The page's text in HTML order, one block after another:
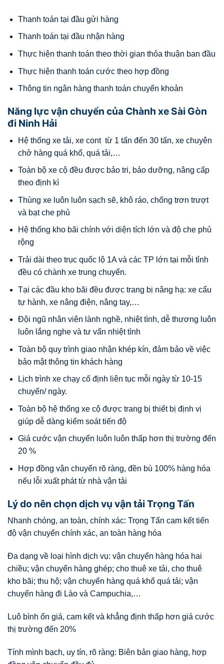
Thanh toán tại đầu gửi hàng
Thanh toán tại đầu nhận hàng
Thực hiện thanh toán theo thời gian thỏa thuận ban đầu
Thực hiện thanh toán cước theo hợp đồng
Thông tin ngân hàng thanh toán chuyển khoản
Năng lực vận chuyển của Chành xe Sài Gòn
đi Ninh Hải
Hệ thống xe tải, xe cont từ 1 tấn đến 30 tấn, xe chuyên
chở hàng quá khổ, quá tải,…
Toàn bộ xe cộ đều được bảo tri, bảo dưỡng, nâng cấp
theo định kì
Thùng xe luôn luôn sạch sẽ, khô ráo, chống trơn trượt
và bạt che phủ
Hệ thống kho bãi chính với diện tích lớn và độ che phủ
rộng
Trải dài theo trục quốc lộ 1A và các TP lớn tại mỗi tỉnh
đều có chành xe trung chuyển.
Tại các đầu kho bãi đều được trang bị nâng hạ: xe cẩu
tự hành, xe nâng điện, nâng tay,…
Đội ngũ nhân viên lành nghề, nhiệt tình, dễ thương luôn
luôn lắng nghe và tư vấn nhiệt tình
Toàn bộ quy trình giao nhận khép kín, đảm bảo về việc
bảo mật thông tin khách hàng
Lịch trình xe chạy cố định liên tục mỗi ngày từ 10-15
chuyến/ ngày.
Toàn bộ hệ thống xe cộ được trang bị thiết bị định vị
giúp dễ dàng kiểm soát tiến độ
Giá cước vận chuyển luôn luôn thấp hơn thị trường đến
20 %
Hợp đồng vận chuyển rõ ràng, đền bù 100% hàng hóa
nếu lỗi xuất phát từ nhà vận tải
Lý do nên chọn dịch vụ vận tải Trọng Tấn
Nhanh chóng, an toàn, chính xác: Trọng Tấn cam kết tiến
độ vận chuyển chính xác, an toàn hàng hóa
Đa dạng về loại hình dịch vụ: vận chuyển hàng hóa hai
chiều; vận chuyển hàng ghép; cho thuê xe tải, cho thuê
kho bãi; thu hộ; vận chuyển hàng quá khổ quá tải; vận
chuyển hàng đi Lào và Campuchia,…
Luô bình ổn giá, cam kết và khẳng định thấp hơn giá cước
thị trường đến 20%
Tính mình bạch, uy tín, rõ ràng: Biên bản giao hàng, hợp